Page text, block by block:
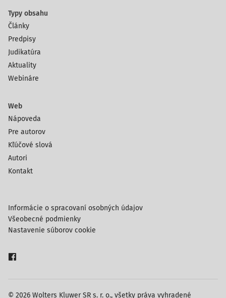
Typy obsahu
Články
Predpisy
Judikatúra
Aktuality
Webináre
Web
Nápoveda
Pre autorov
Kľúčové slová
Autori
Kontakt
© 2026 Wolters Kluwer SR s. r. o., všetky práva vyhradené
Informácie o spracovaní osobných údajov
Všeobecné podmienky
Nastavenie súborov cookie